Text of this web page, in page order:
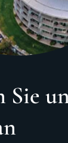
Sie